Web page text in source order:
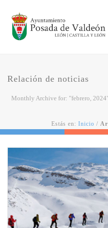
Relación de noticias
Monthly Archive for: "febrero,
Estás en: Inicio /